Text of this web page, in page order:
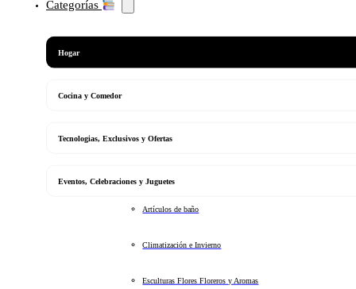
Categorías
Hogar
Cocina y Comedor
Tecnologias, Exclusivos y Ofertas
Eventos, Celebraciones y Juguetes
Artículos de baño
Climatización e Invierno
Esculturas Flores Floreros y Aromas